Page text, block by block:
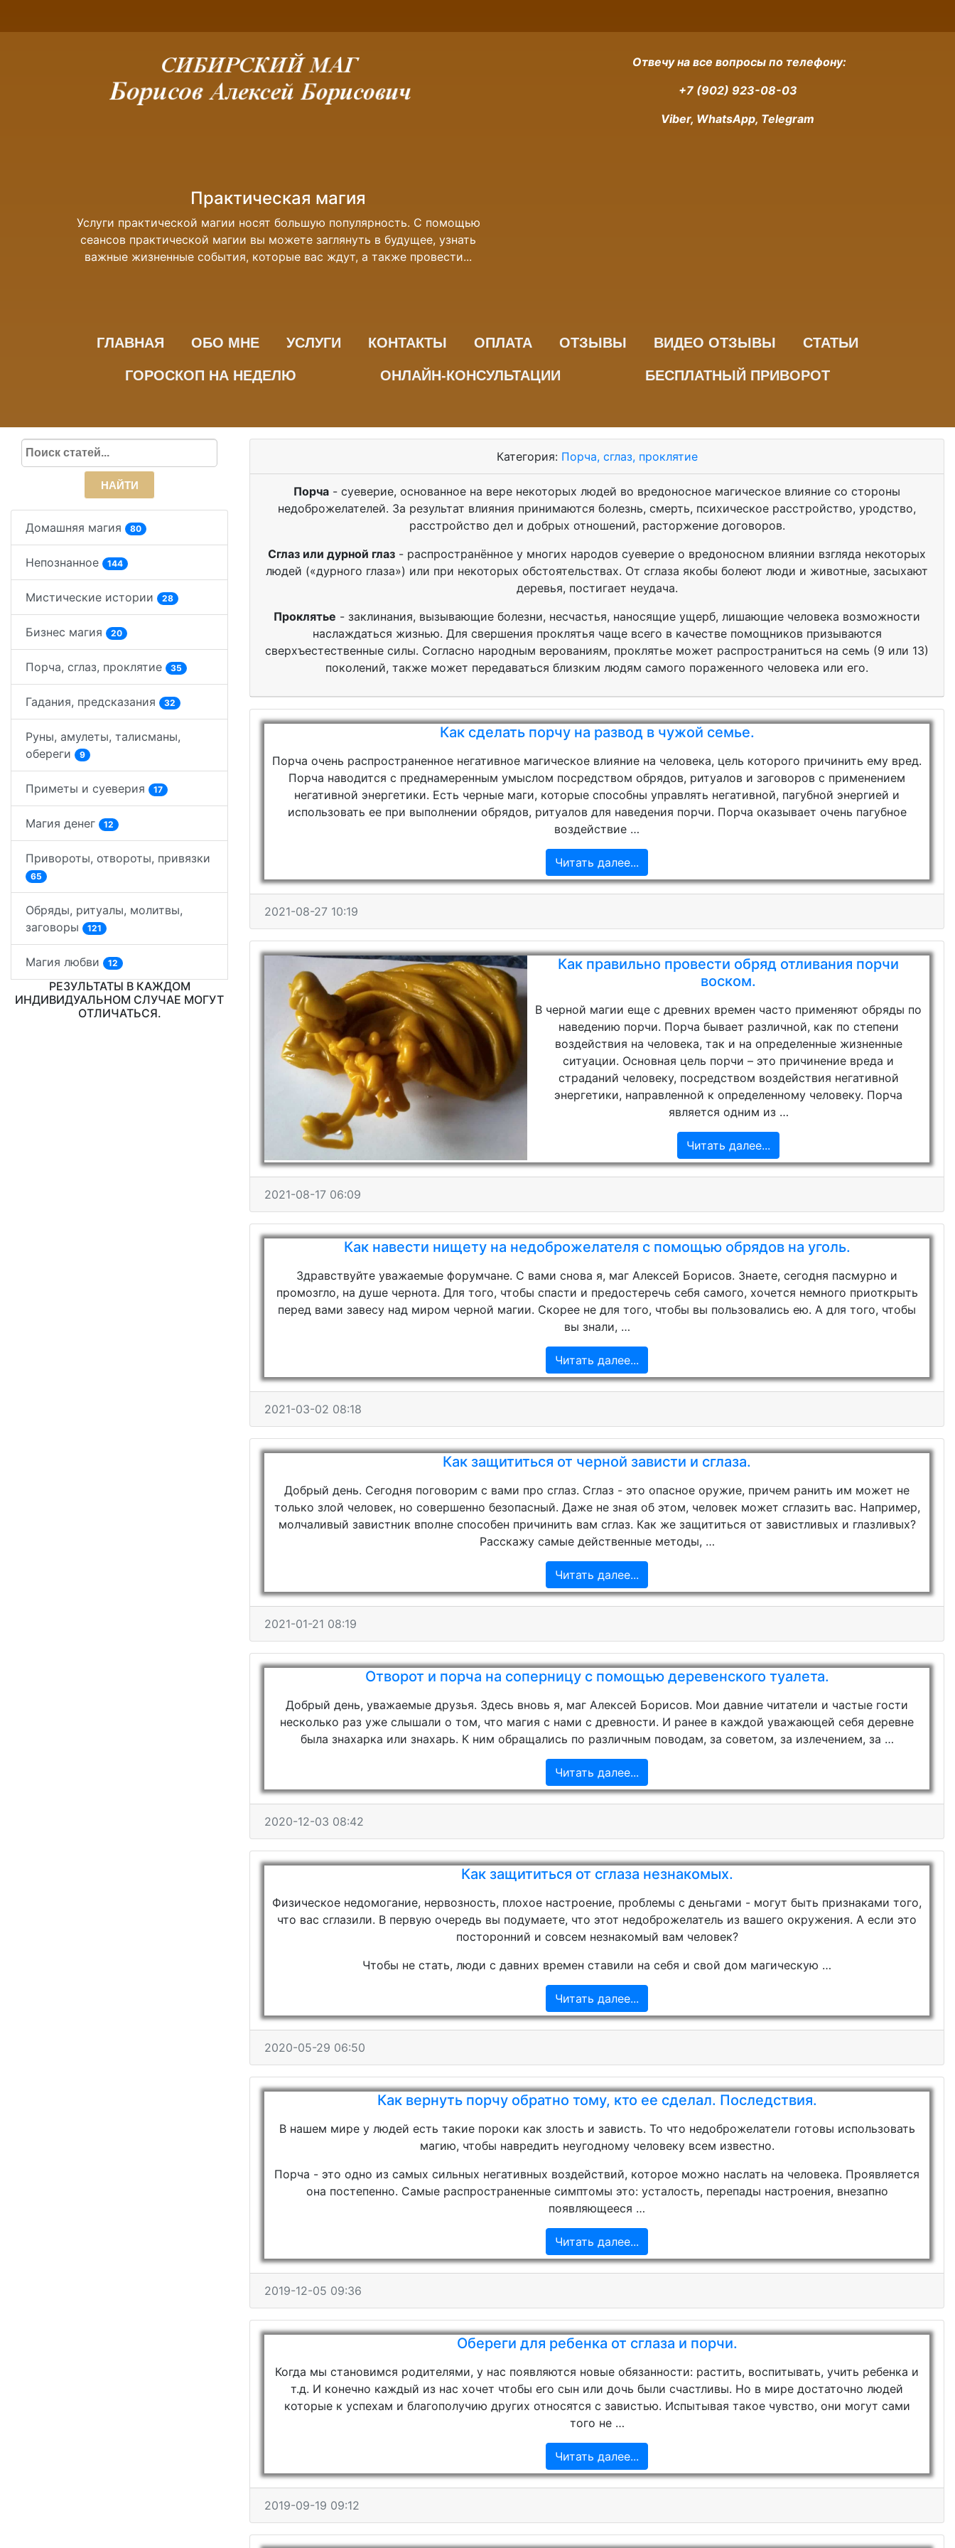
Отвечу на все вопросы по телефону:
+7 (902) 923-08-03
Viber, WhatsApp, Telegram
Магия денег
В наше время без денег обойтись невозможно. Но довольно много людей с
трудом сводят «концы с концами». Если в течении долгого времени у вас
нету денег, во многих случаях это означает что у вас...
ГЛАВНАЯ ОБО МНЕ УСЛУГИ КОНТАКТЫ ОПЛАТА ОТЗЫВЫ ВИДЕО ОТЗЫВЫ СТАТЬИ
ГОРОСКОП НА НЕДЕЛЮ ОНЛАЙН-КОНСУЛЬТАЦИИ БЕСПЛАТНЫЙ ПРИВОРОТ
НАЙТИ
Домашняя магия 80
Непознанное 144
Мистические истории 28
Бизнес магия 20
Порча, сглаз, проклятие 35
Гадания, предсказания 32
Руны, амулеты, талисманы,
обереги
9
Приметы и суеверия 17
Магия денег 12
Привороты, отвороты, привязки
65
Обряды, ритуалы, молитвы,
заговоры
121
Магия любви 12
РЕЗУЛЬТАТЫ В КАЖДОМ
ИНДИВИДУАЛЬНОМ СЛУЧАЕ МОГУТ
ОТЛИЧАТЬСЯ.
Категория: Порча, сглаз, проклятие
Порча - суеверие, основанное на вере некоторых людей во вредоносное магическое влияние со стороны
недоброжелателей. За результат влияния принимаются болезнь, смерть, психическое расстройство, уродство,
расстройство дел и добрых отношений, расторжение договоров.
Сглаз или дурной глаз - распространённое у многих народов суеверие о вредоносном влиянии взгляда некоторых
людей («дурного глаза») или при некоторых обстоятельствах. От сглаза якобы болеют люди и животные, засыхают
деревья, постигает неудача.
Проклятье - заклинания, вызывающие болезни, несчастья, наносящие ущерб, лишающие человека возможности
наслаждаться жизнью. Для свершения проклятья чаще всего в качестве помощников призываются
сверхъестественные силы. Согласно народным верованиям, проклятье может распространиться на семь (9 или 13)
поколений, также может передаваться близким людям самого пораженного человека или его.
Как сделать порчу на развод в чужой семье.
Порча очень распространенное негативное магическое влияние на человека, цель которого причинить ему вред.
Порча наводится с преднамеренным умыслом посредством обрядов, ритуалов и заговоров с применением
негативной энергетики. Есть черные маги, которые способны управлять негативной, пагубной энергией и
использовать ее при выполнении обрядов, ритуалов для наведения порчи. Порча оказывает очень пагубное
воздействие …
Читать далее...
2021-08-27 10:19
Как правильно провести обряд отливания порчи
воском.
В черной магии еще с древних времен часто применяют обряды по
наведению порчи. Порча бывает различной, как по степени
воздействия на человека, так и на определенные жизненные
ситуации. Основная цель порчи – это причинение вреда и
страданий человеку, посредством воздействия негативной
энергетики, направленной к определенному человеку. Порча
является одним из …
Читать далее...
2021-08-17 06:09
Как навести нищету на недоброжелателя с помощью обрядов на уголь.
Здравствуйте уважаемые форумчане. С вами снова я, маг Алексей Борисов. Знаете, сегодня пасмурно и
промозгло, на душе чернота. Для того, чтобы спасти и предостеречь себя самого, хочется немного приоткрыть
перед вами завесу над миром черной магии. Скорее не для того, чтобы вы пользовались ею. А для того, чтобы
вы знали, …
Читать далее...
2021-03-02 08:18
Как защититься от черной зависти и сглаза.
Добрый день. Сегодня поговорим с вами про сглаз. Сглаз - это опасное оружие, причем ранить им может не
только злой человек, но совершенно безопасный. Даже не зная об этом, человек может сглазить вас. Например,
молчаливый завистник вполне способен причинить вам сглаз. Как же защититься от завистливых и глазливых?
Расскажу самые действенные методы, …
Читать далее...
2021-01-21 08:19
Отворот и порча на соперницу с помощью деревенского туалета.
Добрый день, уважаемые друзья. Здесь вновь я, маг Алексей Борисов. Мои давние читатели и частые гости
несколько раз уже слышали о том, что магия с нами с древности. И ранее в каждой уважающей себя деревне
была знахарка или знахарь. К ним обращались по различным поводам, за советом, за излечением, за …
Читать далее...
2020-12-03 08:42
Как защититься от сглаза незнакомых.
Физическое недомогание, нервозность, плохое настроение, проблемы с деньгами - могут быть признаками того,
что вас сглазили. В первую очередь вы подумаете, что этот недоброжелатель из вашего окружения. А если это
посторонний и совсем незнакомый вам человек?
Чтобы не стать, люди с давних времен ставили на себя и свой дом магическую …
Читать далее...
2020-05-29 06:50
Как вернуть порчу обратно тому, кто ее сделал. Последствия.
В нашем мире у людей есть такие пороки как злость и зависть. То что недоброжелатели готовы использовать
магию, чтобы навредить неугодному человеку всем известно.
Порча - это одно из самых сильных негативных воздействий, которое можно наслать на человека. Проявляется
она постепенно. Самые распространенные симптомы это: усталость, перепады настроения, внезапно
появляющееся …
Читать далее...
2019-12-05 09:36
Обереги для ребенка от сглаза и порчи.
Когда мы становимся родителями, у нас появляются новые обязанности: растить, воспитывать, учить ребенка и
т.д. И конечно каждый из нас хочет чтобы его сын или дочь были счастливы. Но в мире достаточно людей
которые к успехам и благополучию других относятся с завистью. Испытывая такое чувство, они могут сами
того не …
Читать далее...
2019-09-19 09:12